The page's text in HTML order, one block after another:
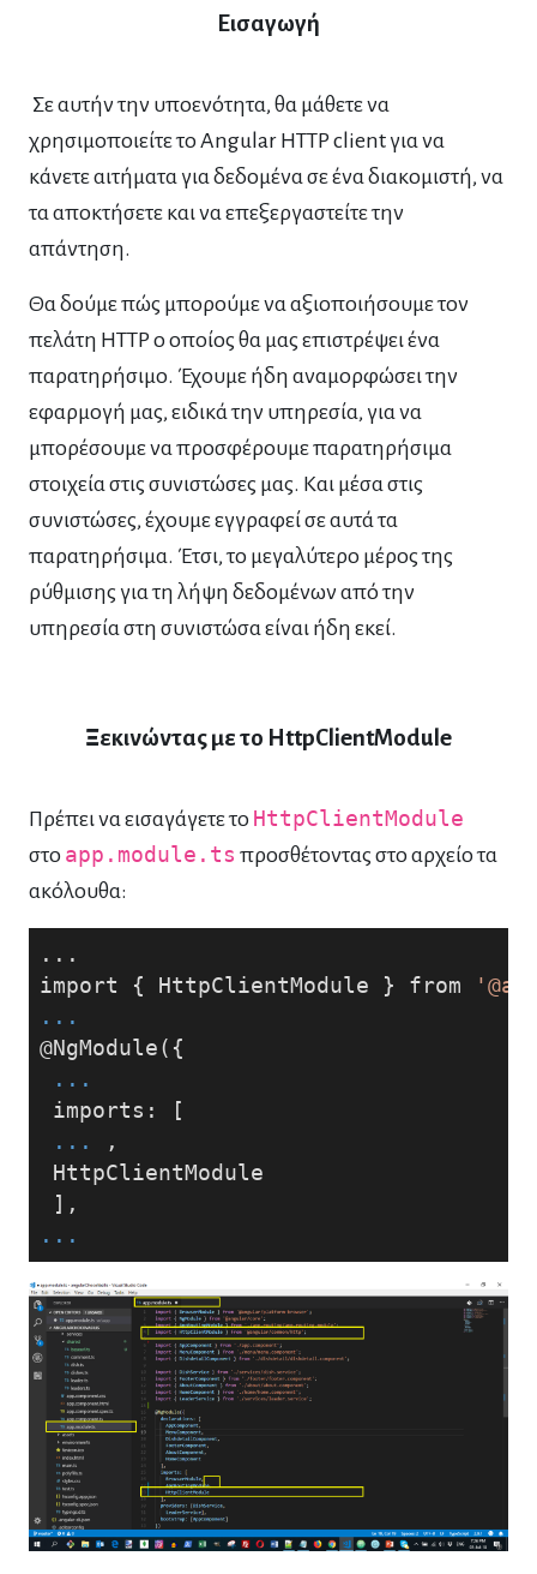
Εισαγωγή
Σε αυτήν την υποενότητα, θα μάθετε να
χρησιμοποιείτε τοAngular HTTP client για να
κάνετε αιτήματα για δεδομένα σε ένα διακομιστή, να
τα αποκτήσετε και να επεξεργαστείτε την
απάντηση.
Θα δούμε πώς μπορούμε να αξιοποιήσουμε τον
πελάτη HTTP ο οποίος θα μας επιστρέψει ένα
παρατηρήσιμο. Έχουμε ήδη αναμορφώσει την
εφαρμογή μας, ειδικά την υπηρεσία, για να
μπορέσουμε να προσφέρουμε παρατηρήσιμα
στοιχεία στις συνιστώσες μας. Και μέσα στις
συνιστώσες, έχουμε εγγραφεί σε αυτά τα
παρατηρήσιμα. Έτσι, το μεγαλύτερο μέρος της
ρύθμισης για τη λήψη δεδομένων από την
υπηρεσία στη συνιστώσα είναι ήδη εκεί.
Ξεκινώντας με το HttpClientModule
Πρέπει να εισαγάγετε το HttpClientModule
στο app.module.ts προσθέτοντας στο αρχείο τα
ακόλουθα:
...
import { HttpClientModule } from
...
@NgModule({
...
imports: [
...
,
HttpClientModule
],
...